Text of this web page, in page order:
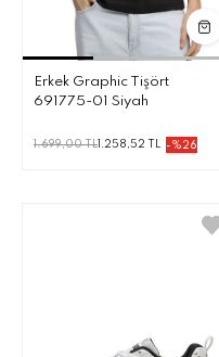
Erkek Graphic Tişört
691775-01 Siyah
1.699,00 TL 1.258,52 TL -%26